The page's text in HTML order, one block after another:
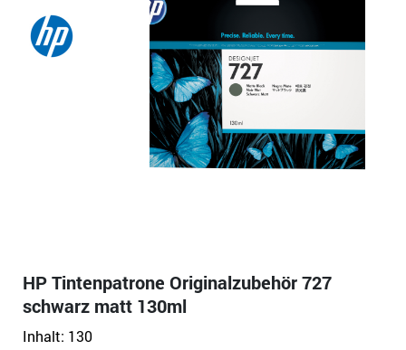
HP Tintenpatrone Originalzubehör 727
schwarz matt 130ml
Inhalt: 130